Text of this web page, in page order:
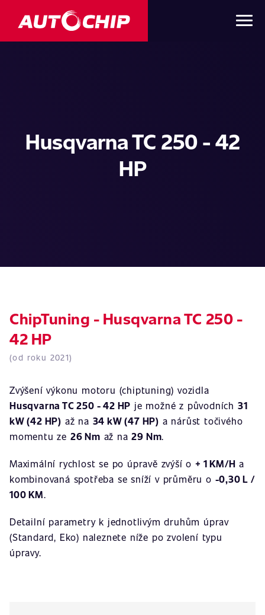
Husqvarna TC 250 - 42
HP
ChipTuning - Husqvarna TC 250 -
42 HP
(od roku 2021)
Zvýšení výkonu motoru (chiptuning) vozidla
Husqvarna TC 250 - 42 HP je možné z původních 31
kW (42 HP) až na 34 kW (47 HP) a nárůst točivého
momentu ze 26 Nm až na29 Nm.
Maximální rychlost se po úpravě zvýší o + 1 KM/H a
kombinovaná spotřeba se sníží v průměru o -0,30 L /
100 KM.
Detailní parametry k jednotlivým druhům úprav
(Standard, Eko) naleznete níže po zvolení typu
úpravy.